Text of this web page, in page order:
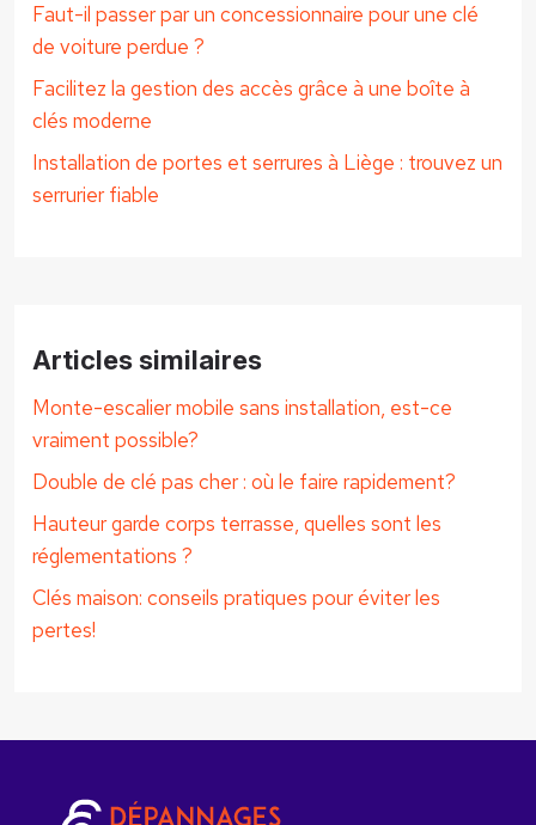
Faut-il passer par un concessionnaire pour une clé
de voiture perdue ?
Facilitez la gestion des accès grâce à une boîte à
clés moderne
Installation de portes et serrures à Liège : trouvez un
serrurier fiable
Articles similaires
Monte-escalier mobile sans installation, est-ce
vraiment possible?
Double de clé pas cher : où le faire rapidement?
Hauteur garde corps terrasse, quelles sont les
réglementations ?
Clés maison: conseils pratiques pour éviter les
pertes!